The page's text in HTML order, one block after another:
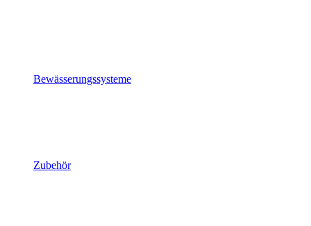
Bewässerungssysteme
Zubehör